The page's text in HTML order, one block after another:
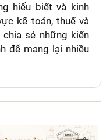
hiểu biết và kinh
kế toán, thuế và
sẻ những kiến
để mang lại nhiều